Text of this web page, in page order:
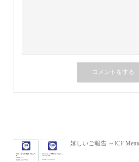
嬉しいご報告 ～ICF